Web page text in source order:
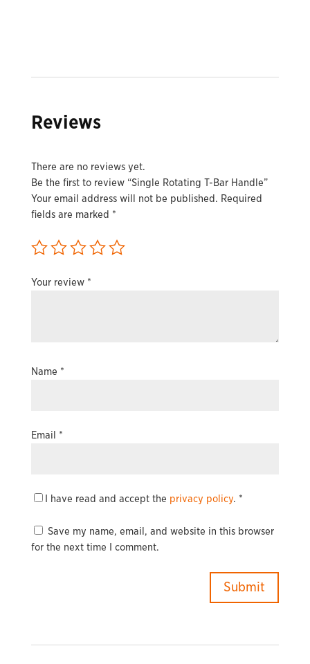
Reviews
There are no reviews yet.
Be the first to review “Single Rotating T-Bar Handle”
Your email address will not be published. Required
fields are marked *
Your review *
Name *
Email *
I have read and accept the privacy policy. *
Save my name, email, and website in this browser
for the next time I comment.